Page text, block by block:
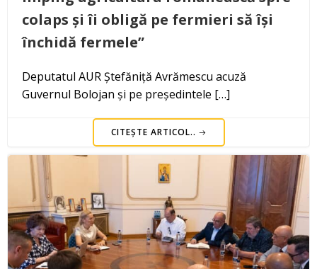
colaps și îi obligă pe fermieri să își
închidă fermele”
Deputatul AUR Ștefăniță Avrămescu acuză
Guvernul Bolojan și pe președintele […]
CITEȘTE ARTICOL..